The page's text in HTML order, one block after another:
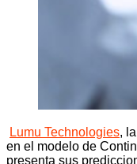
Lumu Technologies,
en el modelo de
presenta sus